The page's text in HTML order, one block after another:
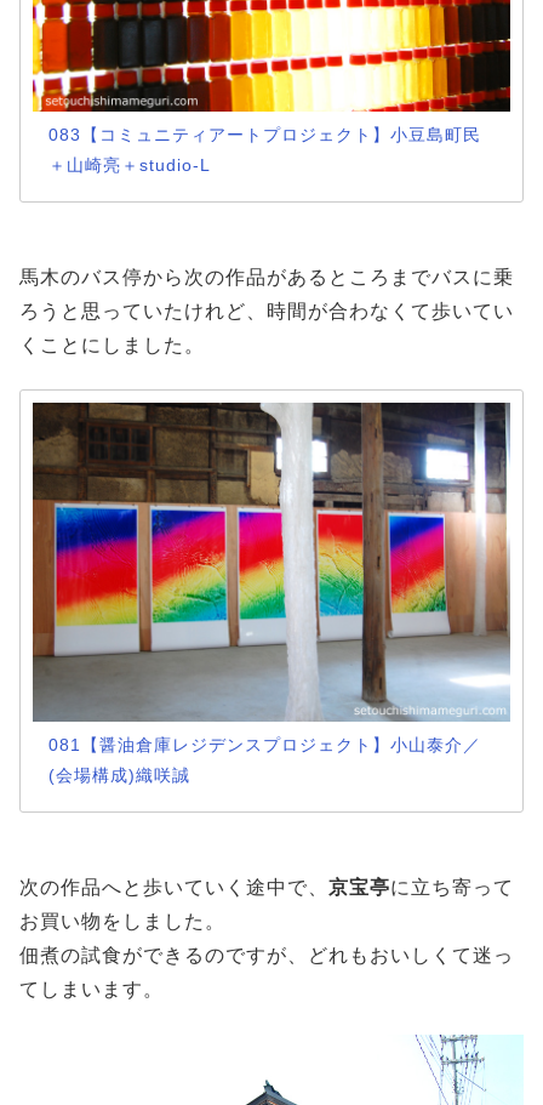
083【コミュニティアートプロジェクト】小豆島町民
＋山崎亮＋studio-L
馬木のバス停から次の作品があるところまでバスに乗
ろうと思っていたけれど、時間が合わなくて歩いてい
くことにしました。
081【醤油倉庫レジデンスプロジェクト】小山泰介／
(会場構成)織咲誠
次の作品へと歩いていく途中で、 京宝亭に立ち寄って
お買い物をしました。
佃煮の試食ができるのですが、どれもおいしくて迷っ
てしまいます。